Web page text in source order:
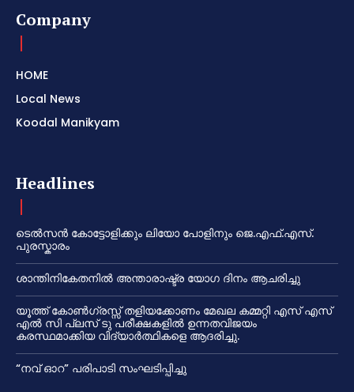
Company
HOME
Local News
Koodal Manikyam
Headlines
ടെൽസൻ കോട്ടോളിക്കും ലിയോ പോളിനും ജെ.എഫ്.എസ്.
പുരസ്കാരം
ശാന്തിനികേതനിൽ അന്താരാഷ്ട്ര യോഗ ദിനം ആചരിച്ചു
യൂത്ത് കോൺഗ്രസ്സ് തളിയക്കോണം മേഖല കമ്മറ്റി എസ് എസ്
എൽ സി പ്ലസ് ടു പരീക്ഷകളിൽ ഉന്നതവിജയം
കരസ്ഥമാക്കിയ വിദ്യാർത്ഥികളെ ആദരിച്ചു.
“നവ് ഓറ” പരിപാടി സംഘടിപ്പിച്ചു